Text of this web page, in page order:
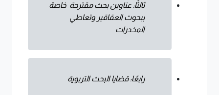
ثالثًا: عناوين بحث مقترحة خاصة
ببحوث العقاقير وتعاطي
المخدرات
رابعًا: قضايا البحث التربوية